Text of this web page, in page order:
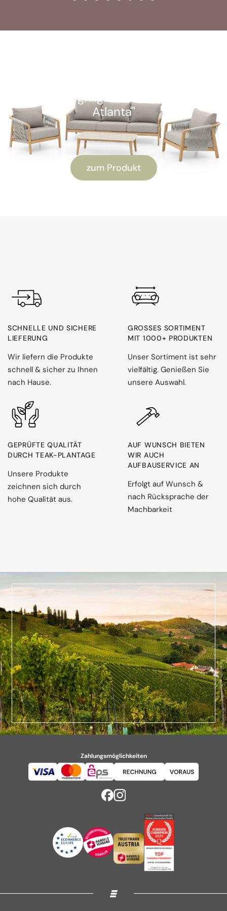
Kunden-Highlight: "Alu Lounge-Set
Atlanta"
zum Produkt
SCHNELLE UND SICHERE
LIEFERUNG
Wir liefern die Produkte
schnell & sicher zu Ihnen
nach Hause.
GROSSES SORTIMENT M
IT 1000+ PRODUKTEN
Unser Sortiment ist sehr
vielfältig. Genießen Sie
unsere Auswahl.
GEPRÜFTE QUALITÄT
DURCH TEAK-PLANTAGE
Unsere Produkte
zeichnen sich durch
hohe Qualität aus.
AUF WUNSCH BIETEN
WIR AUCH
AUFBAUSERVICE AN
Erfolgt auf Wunsch &
nach Rücksprache der
Machbarkeit
Zahlungsmöglichkeiten